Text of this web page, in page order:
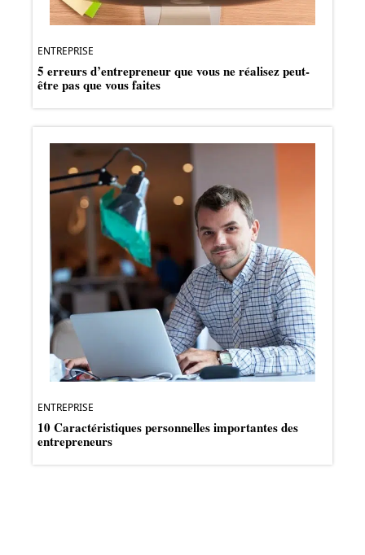
ENTREPRISE
5 erreurs d’entrepreneur que vous ne réalisez peut-
être pas que vous faites
ENTREPRISE
10 Caractéristiques personnelles importantes des
entrepreneurs